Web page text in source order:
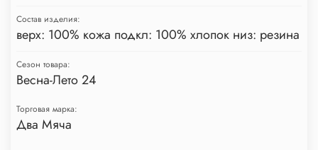
Состав изделия:
верх: 100% кожа подкл: 100% хлопок низ: резина
Сезон товара:
Весна-Лето 24
Торговая марка:
Два Мяча